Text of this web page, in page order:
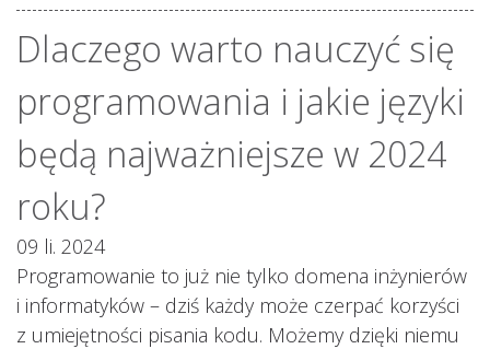
Dlaczego warto nauczyć się
programowania i jakie języki
będą najważniejsze w 2024
roku?
09 li. 2024
Programowanie to już nie tylko domena inżynierów
i informatyków – dziś każdy może czerpać korzyści
z umiejętności pisania kodu. Możemy dzięki niemu